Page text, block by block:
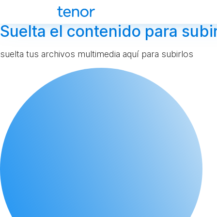
Suelta el contenido para
suelta tus archivos multimedia aquí para subirlos